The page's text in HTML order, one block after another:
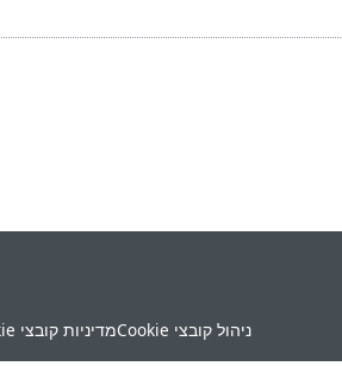
ניהול קובצי Cookie מדיניות קובצי Cookie